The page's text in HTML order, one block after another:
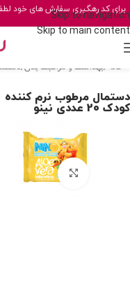
Skip to navigation
Skip to main content
برای کد رهگیری سفارش های خود
خانه /بهداشت و مراقبت بدن /
دستمال مرطوب نرم کننده
کودک 20 عددی نینو
برای